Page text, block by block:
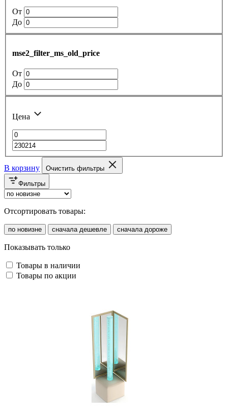
От
До
mse2_filter_ms_old_price
От
До
Цена
В корзину
Очистить фильтры
Фильтры
Отсортировать товары:
по новизне сначала дешевле сначала дороже
Показывать только
Товары в наличии
Товары по акции